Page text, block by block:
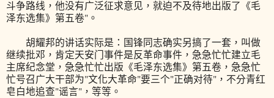
斗争路线，他没有广泛征求意见，就迫不及待地出版了《毛
泽东选集》第五卷"。
胡耀邦的讲话实际是：国锋同志确实另搞了一套，叫做
继续批邓，肯定天安门事件是反革命事件，急急忙忙建立毛
主席纪念堂，急急忙忙出版《毛泽东选集》第五卷，急急忙
忙号召广大干部为"文化大革命"要三个"正确对待"，不分青红
皂白地追查"谣言"，等等。